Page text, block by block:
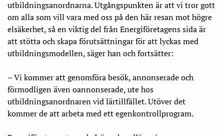
utbildningsanordnarna. Utgångspunkten är att vi tror gott
om alla som vill vara med oss på den här resan mot högre
elsäkerhet, så en viktig del från Energiföretagens sida är
att stötta och skapa förutsättningar för att lyckas med
utbildningsmodellen, säger han och fortsätter:
– Vi kommer att genomföra besök, annonserade och
förmodligen även oannonserade, ute hos
utbildningsanordnaren vid lärtillfället. Utöver det
kommer de att arbeta med ett egenkontrollprogram.